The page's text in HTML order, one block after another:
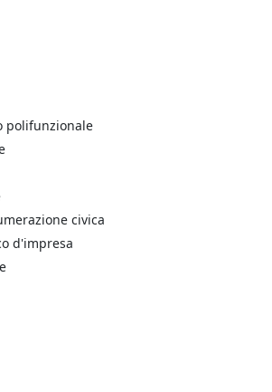
polifunzionale
civica
d'impresa